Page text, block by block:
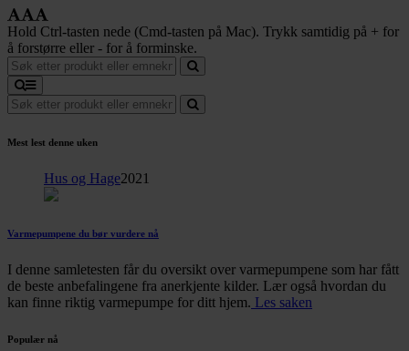
Hold Ctrl-tasten nede (Cmd-tasten på Mac). Trykk samtidig på + for
å forstørre eller - for å forminske.
Mest lest denne uken
Hus og Hage2021
Varmepumpene du bør vurdere nå
I denne samletesten får du oversikt over varmepumpene som har fått
de beste anbefalingene fra anerkjente kilder. Lær også hvordan du
kan finne riktig varmepumpe for ditt hjem. Les saken
Populær nå